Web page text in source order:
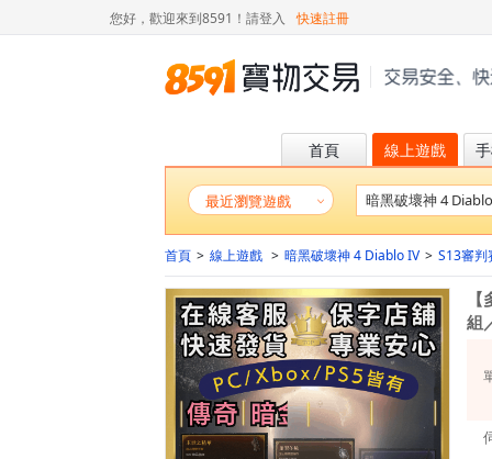
您好，歡迎來到8591！ 請登入 快速註冊
首頁 線上遊戲
最近瀏覽遊戲
首頁 > 線上遊戲 > 暗黑破壞神 4 Diablo IV > S13審判
組